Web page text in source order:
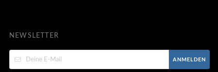
NEWSLETTER
ANMELDEN